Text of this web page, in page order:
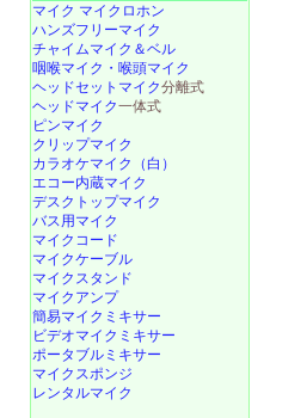
マイク マイクロホン
ハンズフリーマイク
チャイムマイク＆ベル
咽喉マイク・喉頭マイク
ヘッドセットマイク分離式
ヘッドマイク一体式
ピンマイク
クリップマイク
カラオケマイク（白）
エコー内蔵マイク
デスクトップマイク
バス用マイク
マイクコード
マイクケーブル
マイクスタンド
マイクアンプ
簡易マイクミキサー
ビデオマイクミキサー
ポータブルミキサー
マイクスポンジ
レンタルマイク